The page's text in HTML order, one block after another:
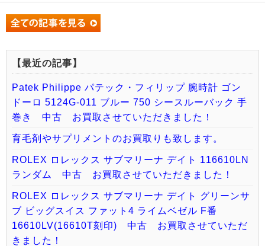
【最近の記事】
Patek Philippe パテック・フィリップ 腕時計 ゴン
ドーロ 5124G-011 ブルー 750 シースルーバック 手
巻き 中古 お買取させていただきました！
育毛剤やサプリメントのお買取りも致します。
ROLEX ロレックス サブマリーナ デイト 116610LN
ランダム 中古 お買取させていただきました！
ROLEX ロレックス サブマリーナ デイト グリーンサ
ブ ビッグスイス ファット4 ライムベゼル F番
16610LV(16610T刻印) 中古 お買取させていただ
きました！